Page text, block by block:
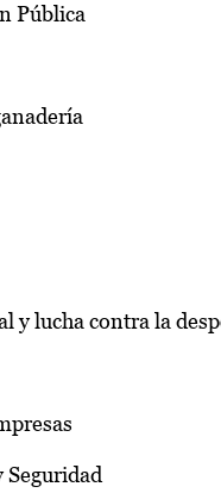
Pública
y lucha contra la
Seguridad